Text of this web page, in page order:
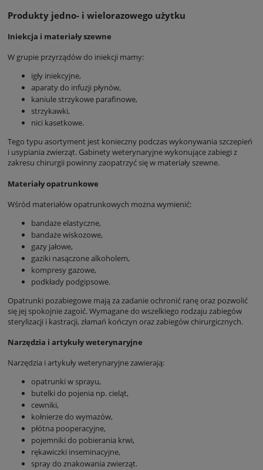
Produkty jedno- i wielorazowego użytku
Iniekcja i materiały szewne
W grupie przyrządów do iniekcji mamy:
igły iniekcyjne,
aparaty do infuzji płynów,
kaniule strzykowe parafinowe,
strzykawki,
nici kasetkowe.
Tego typu asortyment jest konieczny podczas wykonywania szczepień
i usypiania zwierząt. Gabinety weterynaryjne wykonujące zabiegi z
zakresu chirurgii powinny zaopatrzyć się w materiały szewne.
Materiały opatrunkowe
Wśród materiałów opatrunkowych można wymienić:
bandaże elastyczne,
bandaże wiskozowe,
gazy jałowe,
gaziki nasączone alkoholem,
kompresy gazowe,
podkłady podgipsowe.
Opatrunki pozabiegowe mają za zadanie ochronić ranę oraz pozwolić
się jej spokojnie zagoić. Wymagane do wszelkiego rodzaju zabiegów
sterylizacji i kastracji, złamań kończyn oraz zabiegów chirurgicznych.
Narzędzia i artykuły weterynaryjne
Narzędzia i artykuły weterynaryjne zawierają:
opatrunki w sprayu,
butelki do pojenia np. cieląt,
cewniki,
kołnierze do wymazów,
płótna pooperacyjne,
pojemniki do pobierania krwi,
rękawiczki inseminacyjne,
spray do znakowania zwierząt.